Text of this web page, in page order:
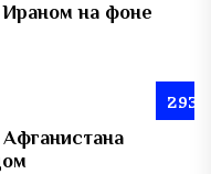
Ираном на фоне
293